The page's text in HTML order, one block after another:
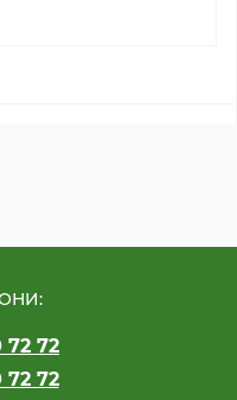
72 72
72 72